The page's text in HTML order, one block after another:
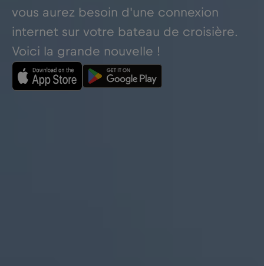
vous aurez besoin d'une connexion
internet sur votre bateau de croisière.
Voici la grande nouvelle !